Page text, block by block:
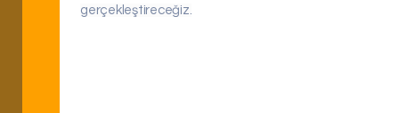
gerçekleştireceğiz.